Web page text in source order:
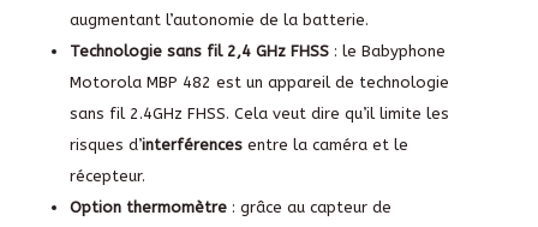
augmentant l’autonomie de la batterie.
Technologie sans fil 2,4 GHz FHSS: le Babyphone
Motorola MBP 482 est un appareil de technologie
sans fil 2.4GHz FHSS. Cela veut dire qu’il limite les
risques d’interférences entre la caméra et le
récepteur.
Option thermomètre: grâce au capteur de